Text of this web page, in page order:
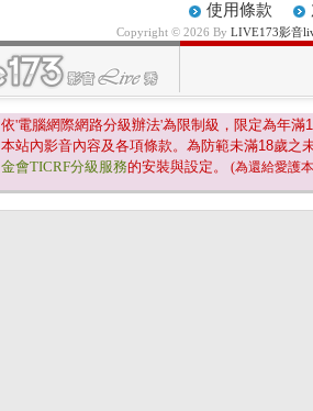
使用條款
Copyright © 2026 By LIVE173影音
依'電腦網際網路分級辦法'為限制級，限定為年滿
本站內影音內容及各項條款。為防範未滿18歲之
金會TICRF分級服務的安裝與設定。 (為還給愛護